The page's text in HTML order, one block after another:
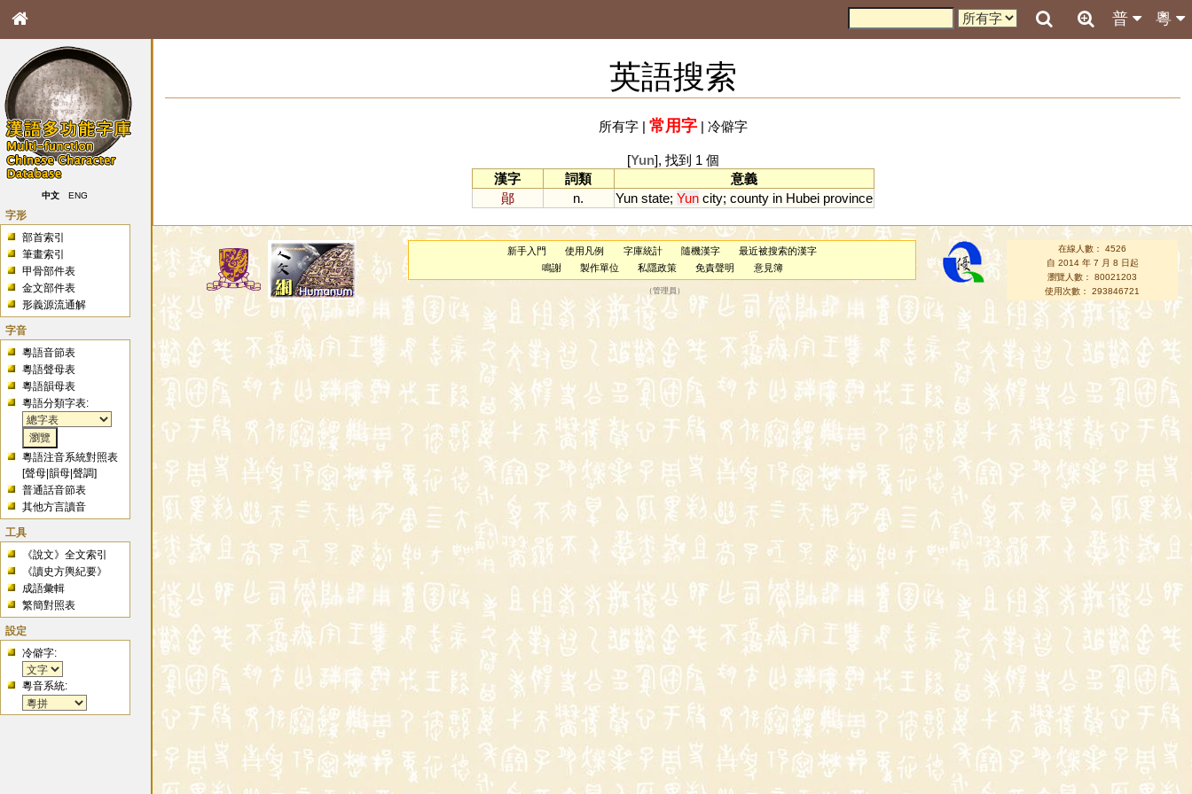
粵
普
中文 ENG
字形
部首索引
筆畫索引
甲骨部件表
金文部件表
形義源流通解
字音
粵語音節表
粵語聲母表
粵語韻母表
粵語分類字表:
粵語注音系統對照表
[聲母 |韻母 |聲調]
普通話音節表
其他方言讀音
工具
《說文》全文索引
《讀史方輿紀要》
成語彙輯
繁簡對照表
設定
冷僻字:
粵音系統:
英語搜索
所有字| 常用字| 冷僻字
[Yun], 找到 1 個
漢字
詞類
意義
鄖
n. Yun state; Yun city; county in Hubei province
新手入門 使用凡例 字庫統計 隨機漢字
最近被搜索的漢字
鳴謝
製作單位 私隱政策 免責聲明 意見簿
（管理員 ）
在線人數： 4526
自 2014 年 7 月 8 日起
瀏覽人數： 80021203
使用次數： 293846721